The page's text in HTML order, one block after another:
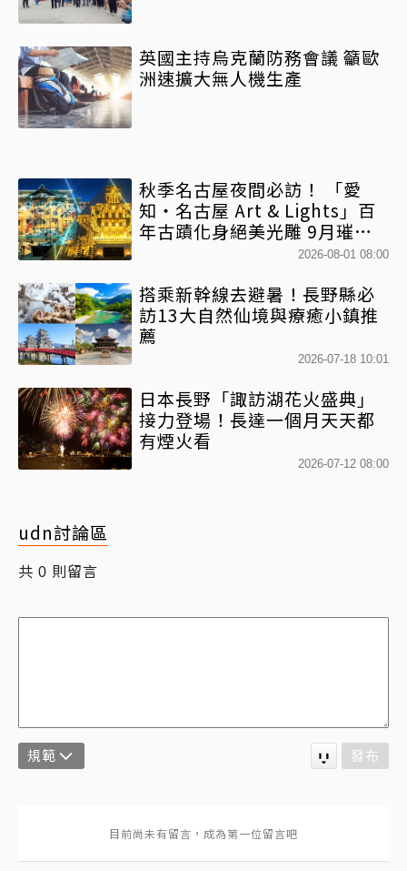
英國主持烏克蘭防務會議 籲歐
洲速擴大無人機生產
秋季名古屋夜間必訪！ 「愛
知・名古屋 Art & Lights」百
年古蹟化身絕美光雕 9月璀璨
2026-08-01 08:00
搭乘新幹線去避暑！長野縣必
訪13大自然仙境與療癒小鎮推
薦
2026-07-18 10:01
日本長野「諏訪湖花火盛典」
接力登場！長達一個月天天都
有煙火看
2026-07-12 08:00
udn討論區
共 0 則留言
規範 發布